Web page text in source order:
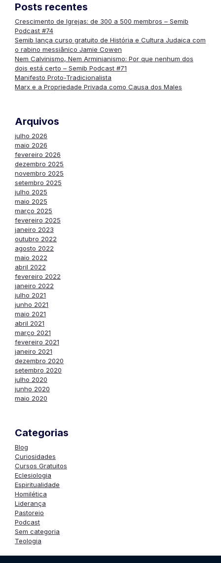
Posts recentes
Crescimento de Igrejas: de 300 a 500 membros – Semib
Podcast #74
Semib lança curso gratuito de História e Cultura Judaica com
o rabino messiânico Jamie Cowen
Nem Calvinismo, Nem Arminianismo: Por que nenhum dos
dois está certo – Semib Podcast #71
Manifesto Proto-Tradicionalista
Marx e a Propriedade Privada como Causa dos Males
Arquivos
julho 2026
maio 2026
fevereiro 2026
dezembro 2025
novembro 2025
setembro 2025
julho 2025
maio 2025
março 2025
fevereiro 2025
janeiro 2023
outubro 2022
agosto 2022
maio 2022
abril 2022
fevereiro 2022
janeiro 2022
julho 2021
junho 2021
maio 2021
abril 2021
março 2021
fevereiro 2021
janeiro 2021
dezembro 2020
setembro 2020
julho 2020
junho 2020
maio 2020
Categorias
Blog
Curiosidades
Cursos Gratuitos
Eclesiologia
Espiritualidade
Homilética
Liderança
Pastoreio
Podcast
Sem categoria
Teologia